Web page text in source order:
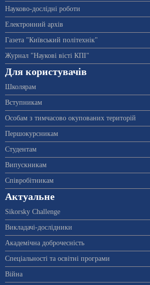
Науково-дослідні роботи
Електронний архів
Газета "Київський політехнік"
Журнал "Наукові вісті КПІ"
Для користувачів
Школярам
Вступникам
Особам з тимчасово окупованих територій
Першокурсникам
Студентам
Випускникам
Співробітникам
Актуальне
Sikorsky Challenge
Викладачі-дослідники
Академічна доброчесність
Спеціальності та освітні програми
Війна